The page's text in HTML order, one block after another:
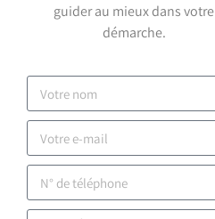
guider au mieux dans votre
démarche.